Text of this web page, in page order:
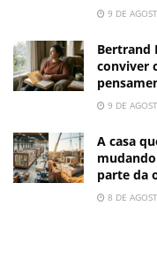
9 DE
Bertrand
conviver
9 DE
A casa
parte da
8 DE